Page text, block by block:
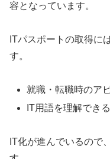
容となっています。
ITパスポートの取得に
す。
就職・転職時のア
IT用語を理解でき
IT化が進んでいるので